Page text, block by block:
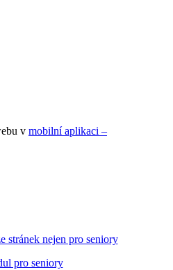
v mobilní aplikaci –
stránek nejen pro seniory